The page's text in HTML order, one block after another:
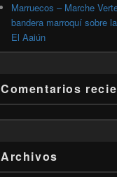
Marruecos – Marche
bandera marroquí sobre
El Aaiún
Comentarios
Archivos